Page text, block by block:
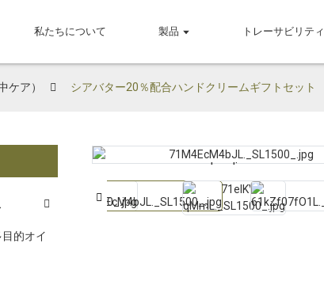
私たちについて 製品 トレーサビリティ
ケア） シアバター20％配合ハンドクリームギフトセット
的オイ
Loading...
Loading...